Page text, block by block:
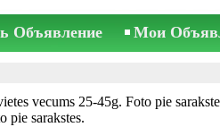
Объявление Мои
vecums 25-45g. Foto pie
pie sarakstes.